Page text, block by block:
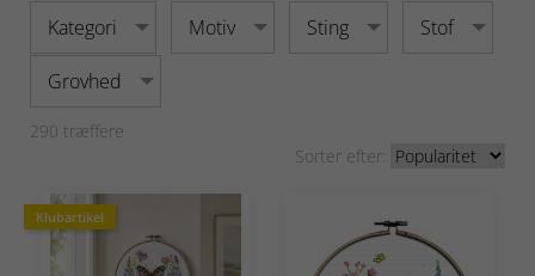
Kategori Motiv Sting Stof
Grovhed
290 træffere
Sorter efter:
Klubartikel